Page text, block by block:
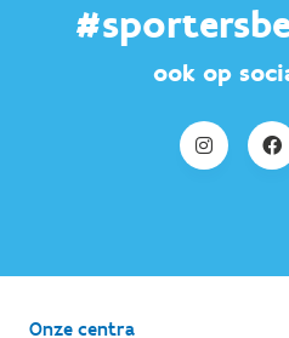
ook op
Onze centra